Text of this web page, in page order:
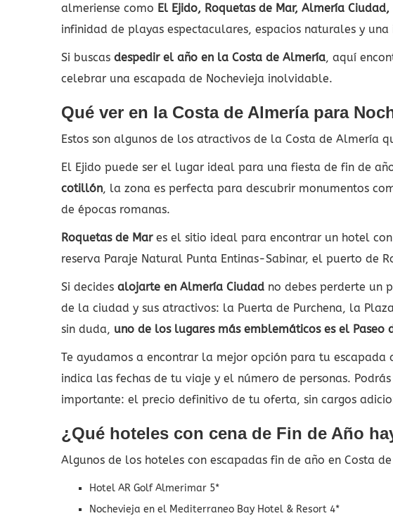
almeriense como El Ejido, Roquetas de Mar, Almería
infinidad de playas espectaculares, espacios naturales y
Si buscas despedir el año en la Costa de Almería, aquí
celebrar una escapada de Nochevieja inolvidable.
Qué ver en la Costa de Almería para
Estos son algunos de los atractivos de la Costa de Almería
El Ejido puede ser el lugar ideal para una fiesta de fin de
cotillón, la zona es perfecta para descubrir monumentos
de épocas romanas.
Roquetas de Mares el sitio ideal para encontrar un hotel
reserva Paraje Natural Punta Entinas-Sabinar, el puerto de
Si decides alojarte en Almería Ciudad no debes perderte un
de la ciudad y sus atractivos: la Puerta de Purchena, la
sin duda, uno de los lugares más emblemáticos es el Paseo
Te ayudamos a encontrar la mejor opción para tu escapada
indica las fechas de tu viaje y el número de personas.
importante: el precio definitivo de tu oferta, sin cargos
¿Qué hoteles con cena de Fin de Año
Algunos de los hoteles con escapadas fin de año en Costa
Hotel AR Golf Almerimar 5*
Nochevieja en el Mediterraneo Bay Hotel & Resort 4*